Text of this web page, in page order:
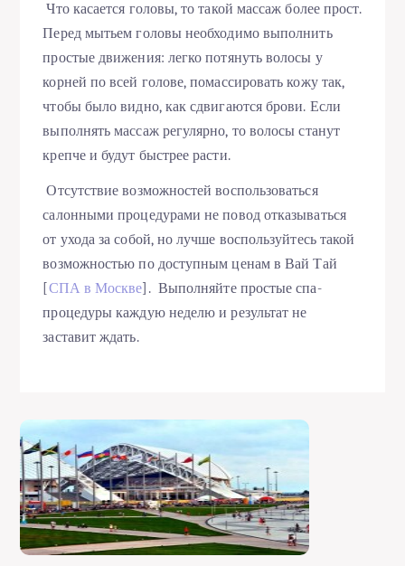
Что касается головы, то такой массаж более прост.
Перед мытьем головы необходимо выполнить
простые движения: легко потянуть волосы у
корней по всей голове, помассировать кожу так,
чтобы было видно, как сдвигаются брови. Если
выполнять массаж регулярно, то волосы станут
крепче и будут быстрее расти.
Отсутствие возможностей воспользоваться
салонными процедурами не повод отказываться
от ухода за собой, но лучше воспользуйтесь такой
возможностью по доступным ценам в Вай Тай
[СПА в Москве]. Выполняйте простые спа-
процедуры каждую неделю и результат не
заставит ждать.